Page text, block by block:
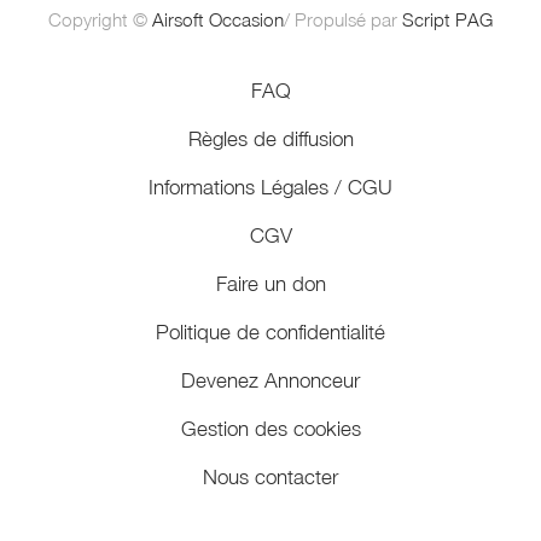
Copyright © Airsoft Occasion/ Propulsé par Script PAG
FAQ
Règles de diffusion
Informations Légales / CGU
CGV
Faire un don
Politique de confidentialité
Devenez Annonceur
Gestion des cookies
Nous contacter